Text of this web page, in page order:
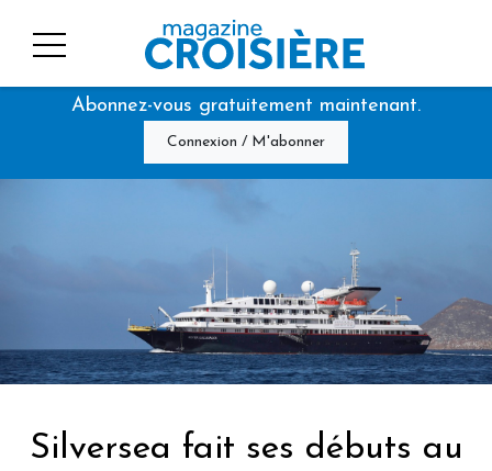
Abonnez-vous gratuitement maintenant.
Connexion / M'abonner
Silversea fait ses débuts au